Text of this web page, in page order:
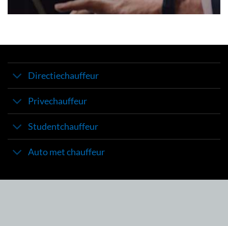
Directiechauffeur
Privechauffeur
Studentchauffeur
Auto met chauffeur